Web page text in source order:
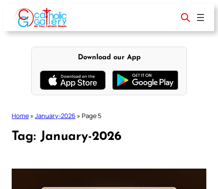
content
Download our App
Home » January-2026 » Page 5
Tag: January-2026